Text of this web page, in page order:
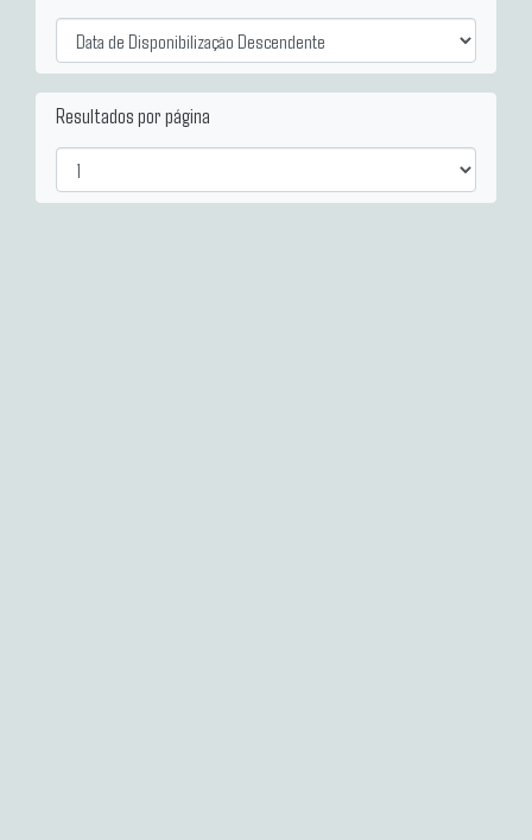
Resultados por página